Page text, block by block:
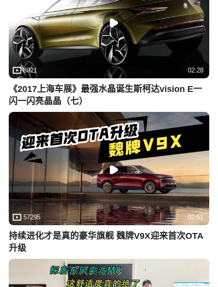
8921 02:28
《2017上海车展》最强水晶诞生斯柯达vision E一
闪一闪亮晶晶（七）
57295 02:51
持续进化才是真的豪华旗舰 魏牌V9X迎来首次OTA
升级